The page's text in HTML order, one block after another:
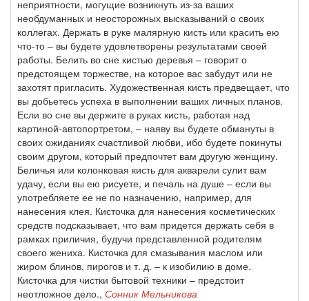
неприятности, могущие возникнуть из-за ваших
необдуманных и неосторожных высказываний о своих
коллегах. Держать в руке малярную кисть или красить ею
что-то – вы будете удовлетворены результатами своей
работы. Белить во сне кистью деревья – говорит о
предстоящем торжестве, на которое вас забудут или не
захотят пригласить. Художественная кисть предвещает, что
вы добьетесь успеха в выполнении ваших личных планов.
Если во сне вы держите в руках кисть, работая над
картиной-автопортретом, – наяву вы будете обмануты в
своих ожиданиях счастливой любви, ибо будете покинуты
своим другом, который предпочтет вам другую женщину.
Беличья или колонковая кисть для акварели сулит вам
удачу, если вы ею рисуете, и печаль на душе – если вы
употребляете ее не по назначению, например, для
нанесения клея. Кисточка для нанесения косметических
средств подсказывает, что вам придется держать себя в
рамках приличия, будучи представленной родителям
своего жениха. Кисточка для смазывания маслом или
жиром блинов, пирогов и т. д. – к изобилию в доме.
Кисточка для чистки бытовой техники – предстоит
неотложное дело., Сонник Мельникова